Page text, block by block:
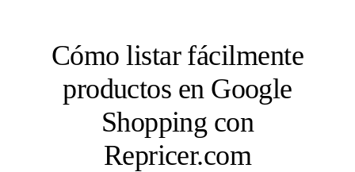
Cómo listar fácilmente
productos en Google
Shopping con
Repricer.com